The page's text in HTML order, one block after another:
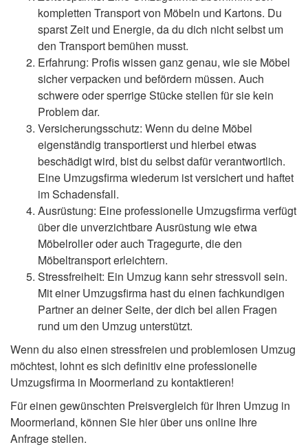
kompletten Transport von Möbeln und Kartons. Du
sparst Zeit und Energie, da du dich nicht selbst um
den Transport bemühen musst.
Erfahrung: Profis wissen ganz genau, wie sie Möbel
sicher verpacken und befördern müssen. Auch
schwere oder sperrige Stücke stellen für sie kein
Problem dar.
Versicherungsschutz: Wenn du deine Möbel
eigenständig transportierst und hierbei etwas
beschädigt wird, bist du selbst dafür verantwortlich.
Eine Umzugsfirma wiederum ist versichert und haftet
im Schadensfall.
Ausrüstung: Eine professionelle Umzugsfirma verfügt
über die unverzichtbare Ausrüstung wie etwa
Möbelroller oder auch Tragegurte, die den
Möbeltransport erleichtern.
Stressfreiheit: Ein Umzug kann sehr stressvoll sein.
Mit einer Umzugsfirma hast du einen fachkundigen
Partner an deiner Seite, der dich bei allen Fragen
rund um den Umzug unterstützt.
Wenn du also einen stressfreien und problemlosen Umzug
möchtest, lohnt es sich definitiv eine professionelle
Umzugsfirma in Moormerland zu kontaktieren!
Für einen gewünschten Preisvergleich für Ihren Umzug in
Moormerland, können Sie hier über uns online Ihre
Anfrage stellen.